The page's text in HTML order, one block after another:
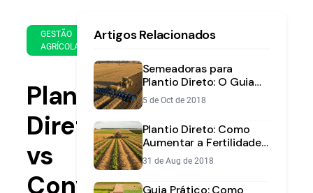
GESTÃO
AGRÍCOLA
Oct
2025
min
leitura
Plantio
Direto
vs
Convencional:
Artigos Relacionados
Semeadoras para
Plantio Direto: O Guia
Completo para a
Escolha Certa
5 de Oct de 2018
Plantio Direto: Como
Aumentar a Fertilidade
do Solo e a
Produtividade da
Lavoura
31 de Aug de 2018
Guia Prático: Como